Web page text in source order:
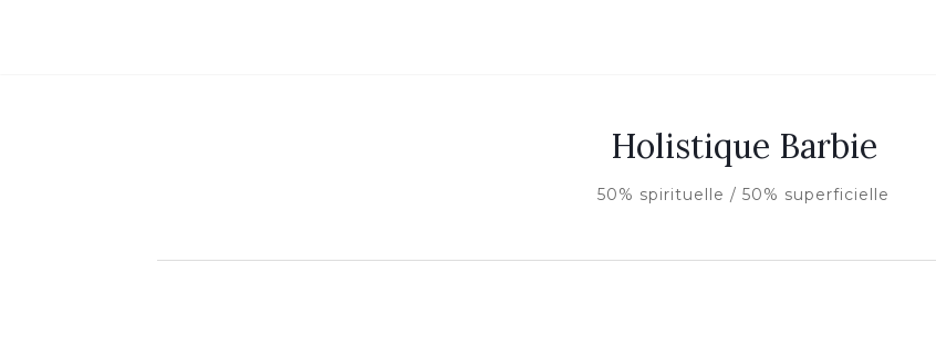
Holistique Barbie
50% spirituelle / 50% superficielle